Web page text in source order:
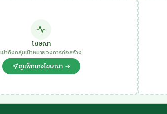
โฆษณา
เข้าถึงกลุ่มเป้าหมายวงการก่อสร้าง
ดูแพ็กเกจโฆษณา →